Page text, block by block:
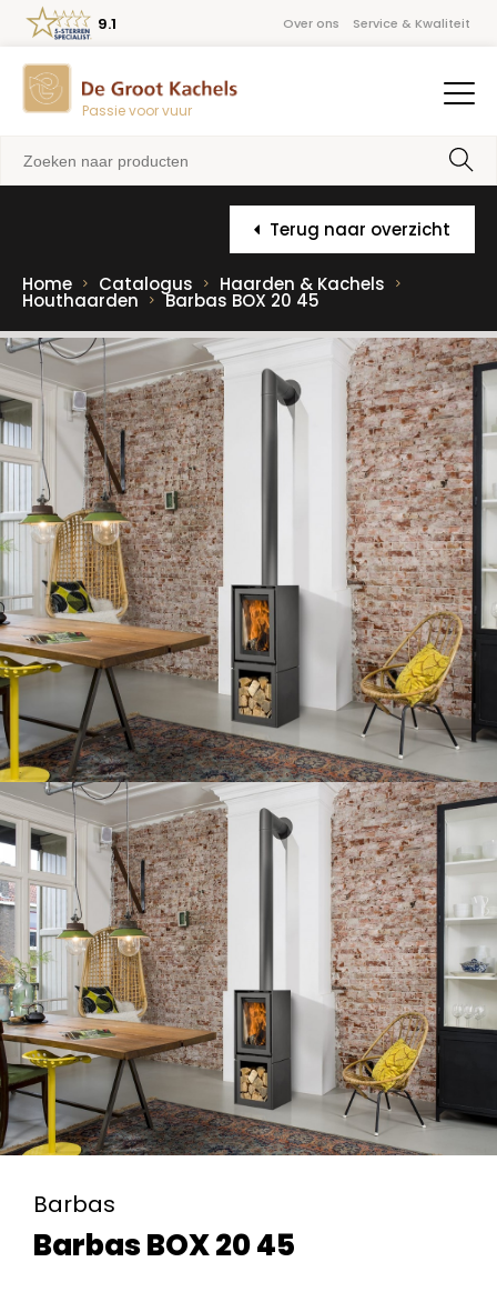
Over ons Service & Kwaliteit
Passie voor vuur
9.1
Terug naar overzicht
Home Catalogus Haarden & Kachels
Houthaarden Barbas BOX 20 45
Barbas
Barbas BOX 20 45